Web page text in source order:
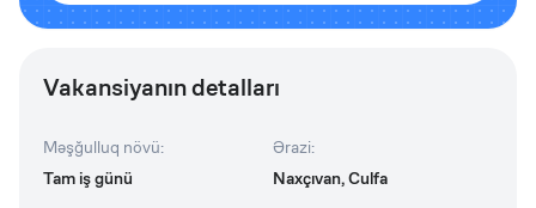
Vakansiyanın detalları
Məşğulluq növü:
Tam iş günü
Ərazi:
Naxçıvan, Culfa